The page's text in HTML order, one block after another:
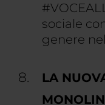
sociale
genere
LA